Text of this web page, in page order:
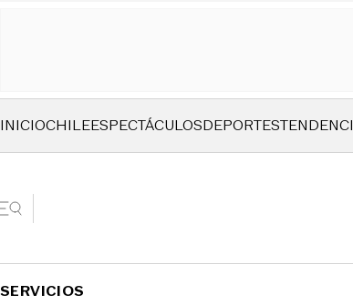
INICIOCHILEESPECTÁCULOSDEPORTES
SERVICIOS